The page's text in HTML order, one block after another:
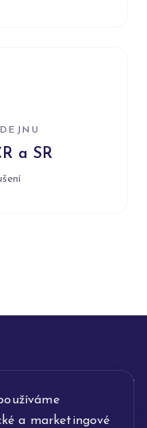
a marketingové
a SR